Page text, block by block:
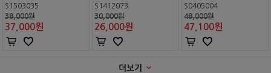
S1503035
38,000원
37,000원
S1412073
30,000원
26,000원
S0405004
48,000원
47,100원
더보기